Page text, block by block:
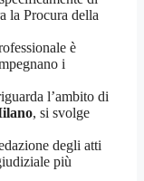
la Procura della
è
i
l’ambito di
, si svolge
degli atti
più